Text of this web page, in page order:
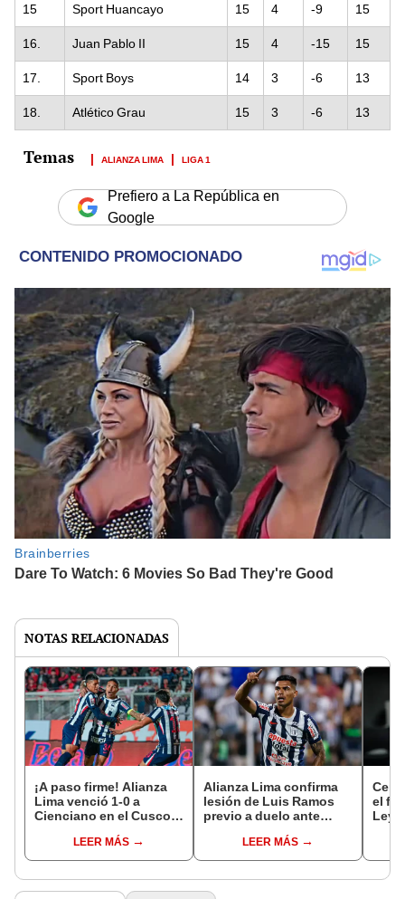
15 Sport Huancayo 15 4 -9 15
16. Juan Pablo II 15 4 -15 15
17. Sport Boys 14 3 -6 13
18. Atlético Grau 15 3 -6 13
ALIANZA LIMA LIGA 1
Prefiero a La República en
Google
NOTAS RELACIONADAS
¡A paso firme! Alianza
Lima venció 1-0 a
Cienciano en el Cusco y
llevarse el Torneo
Apertura 2026
LEER MÁS
Alianza Lima confirma
lesión de Luis Ramos
previo a duelo ante
perdería lo que resta del
Torneo Apertura
LEER MÁS
el